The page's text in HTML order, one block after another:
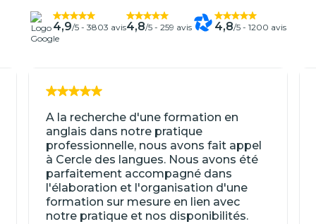
4,9/5 - 3803 avis4,8/5 - 259 avis 4,8/5 - 1200 avis
A la recherche d'une formation en
anglais dans notre pratique
professionnelle, nous avons fait appel
à Cercle des langues. Nous avons été
parfaitement accompagné dans
l'élaboration et l'organisation d'une
formation sur mesure en lien avec
notre pratique et nos disponibilités.